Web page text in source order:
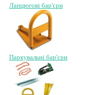
Ланцюгові бар'єри
Паркувальні бар'єри